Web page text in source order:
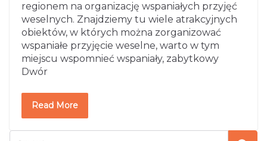
regionem na organizację wspaniałych przyjęć
weselnych. Znajdziemy tu wiele atrakcyjnych
obiektów, w których można zorganizować
wspaniałe przyjęcie weselne, warto w tym
miejscu wspomnieć wspaniały, zabytkowy
Dwór
Read More